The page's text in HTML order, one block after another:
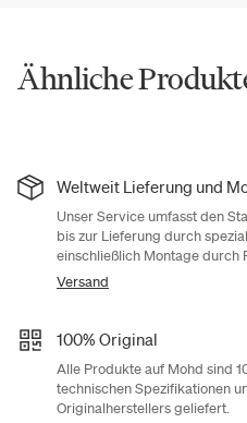
Ähnliche
Weltweit Lieferung und
Unser Service umfasst den
bis zur Lieferung durch
einschließlich Montage durch
Versand
100% Original
Alle Produkte auf Mohd sind
technischen Spezifikationen
Originalherstellers geliefert.